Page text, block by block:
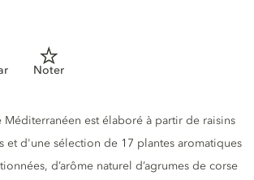
Noter
Méditerranéen est élaboré à partir de raisins
et d'une sélection de 17 plantes aromatiques
d’arôme naturel d’agrumes de corse